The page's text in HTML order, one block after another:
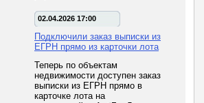
02.04.2026 17:00
Подключили заказ выписки из
ЕГРН прямо из карточки лота
Теперь по объектам
недвижимости доступен заказ
выписки из ЕГРН прямо в
карточке лота на